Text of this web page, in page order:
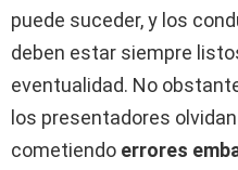
puede suceder, y los
deben estar siempre
eventualidad. No
los presentadores
cometiendo errores